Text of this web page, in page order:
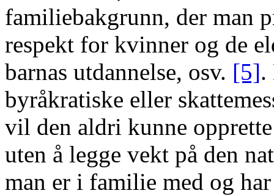
familiebakgrunn, der man
respekt for kvinner og de
barnas utdannelse, osv. [5].
byråkratiske eller
vil den aldri kunne
uten å legge vekt på den
man er i familie med og